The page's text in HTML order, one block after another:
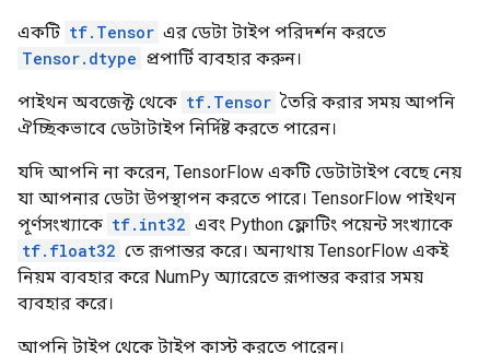
একটি tf.Tensor এর ডেটা টাইপ পরিদর্শন করতে
Tensor.dtype প্রপার্টি ব্যবহার করুন।
পাইথন অবজেক্ট থেকে tf.Tensor তৈরি করার সময় আপনি
ঐচ্ছিকভাবে ডেটাটাইপ নির্দিষ্ট করতে পারেন।
যদি আপনি না করেন, TensorFlow একটি ডেটাটাইপ বেছে নেয়
যা আপনার ডেটা উপস্থাপন করতে পারে। TensorFlow পাইথন
পূর্ণসংখ্যাকে tf.int32 এবং Python ফ্লোটিং পয়েন্ট সংখ্যাকে
tf.float32 তে রূপান্তর করে। অন্যথায় TensorFlow একই
নিয়ম ব্যবহার করে NumPy অ্যারেতে রূপান্তর করার সময়
ব্যবহার করে।
আপনি টাইপ থেকে টাইপ কাস্ট করতে পারেন।